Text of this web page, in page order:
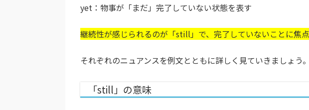
yet：物事が「まだ」完了していない状態を表す
継続性が感じられるのが「still」で、完了していないことに焦
それぞれのニュアンスを例文とともに詳しく見ていきましょう。
「still」の意味